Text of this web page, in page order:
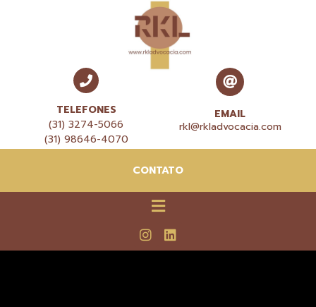
TELEFONES
(31) 3274-5066
(31) 98646-4070
EMAIL
rkl@rkladvocacia.com
CONTATO